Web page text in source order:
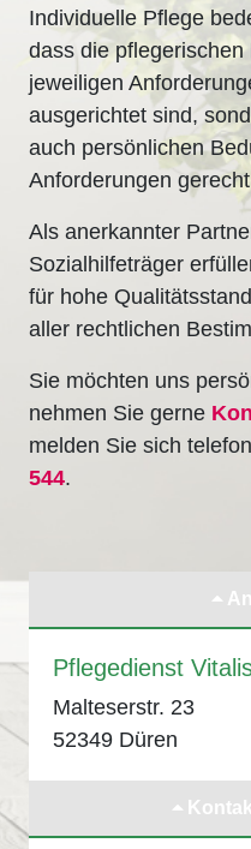
Individuelle Pflege
dass die
jeweiligen
ausgerichtet sind,
auch persönlichen
Anforderungen
Als anerkannter
Sozialhilfeträger
für hohe
aller rechtlichen
Sie möchten uns
nehmen Sie gerne
melden Sie sich
544.
Pflegedienst
Malteserstr. 23
52349 Düren